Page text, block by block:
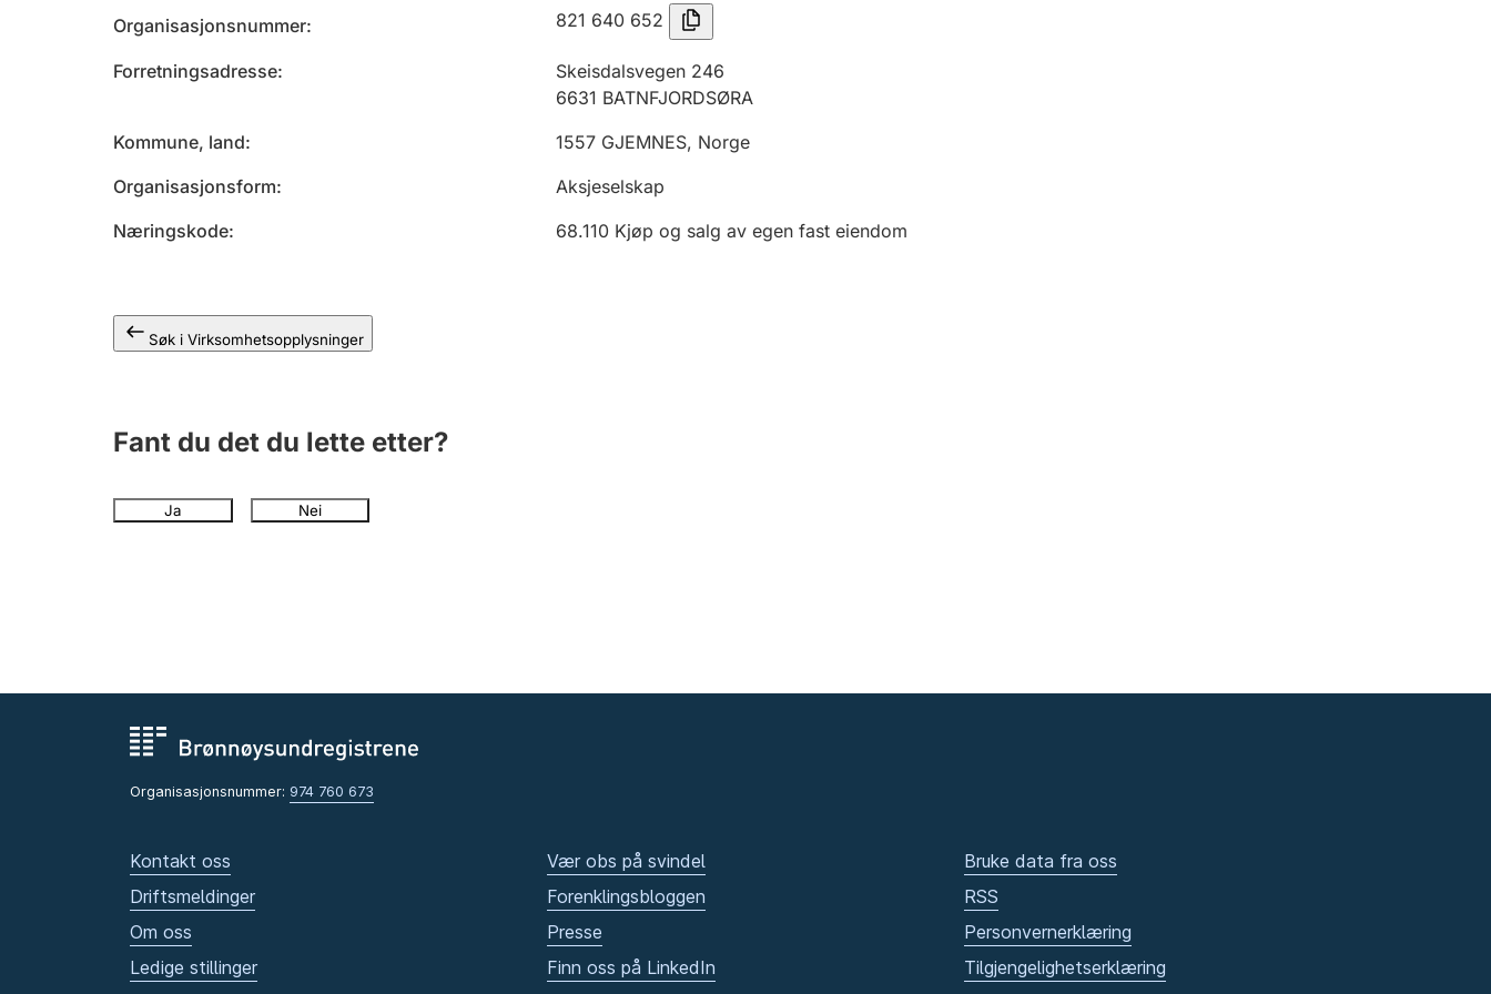
Organisasjonsnummer 821 640 652
Forretningsadresse
Skeisdalsvegen 246
6631 BATNFJORDSØRA
Kommune, land
1557 GJEMNES, Norge
Organisasjonsform
Aksjeselskap
Næringskode
68.110 Kjøp og salg av egen fast eiendom
Søk i Virksomhetsopplysninger
Fant du det du lette etter?
Ja Nei
Organisasjonsnummer: 974 760 673
Kontakt oss
Driftsmeldinger
Om oss
Ledige stillinger
Vær obs på svindel
Forenklingsbloggen
Presse
Finn oss på LinkedIn
Bruke data fra oss
RSS
Personvernerklæring
Tilgjengelighetserklæring